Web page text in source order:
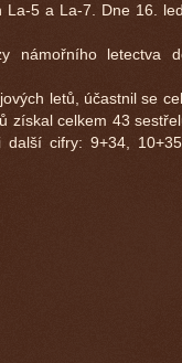
La-5 a La-7. Dne 16.
námořního letectva
letů, účastnil se
získal celkem 43
cifry: 9+34,